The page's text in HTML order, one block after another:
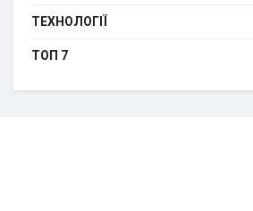
ТЕХНОЛОГІЇ
ТОП 7